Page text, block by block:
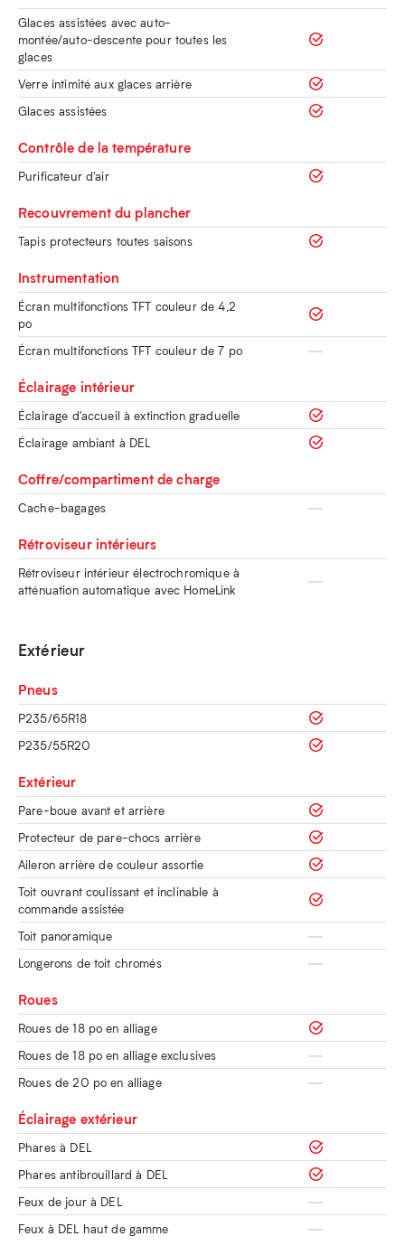
Glaces assistées avec auto-
montée/auto-descente pour toutes les
glaces
Verre intimité aux glaces arrière
Glaces assistées
Contrôle de la température
Purificateur d'air
Recouvrement du plancher
Tapis protecteurs toutes saisons
Instrumentation
Écran multifonctions TFT couleur de 4,2
po
Écran multifonctions TFT couleur de 7 po
Éclairage intérieur
Éclairage d'accueil à extinction graduelle
Éclairage ambiant à DEL
Coffre/compartiment de charge
Cache-bagages
Rétroviseur intérieurs
Rétroviseur intérieur électrochromique à
atténuation automatique avec HomeLink
Extérieur
Pneus
P235/65R18
P235/55R20
Extérieur
Pare-boue avant et arrière
Protecteur de pare-chocs arrière
Aileron arrière de couleur assortie
Toit ouvrant coulissant et inclinable à
commande assistée
Toit panoramique
Longerons de toit chromés
Roues
Roues de 18 po en alliage
Roues de 18 po en alliage exclusives
Roues de 20 po en alliage
Éclairage extérieur
Phares à DEL
Phares antibrouillard à DEL
Feux de jour à DEL
Feux à DEL haut de gamme